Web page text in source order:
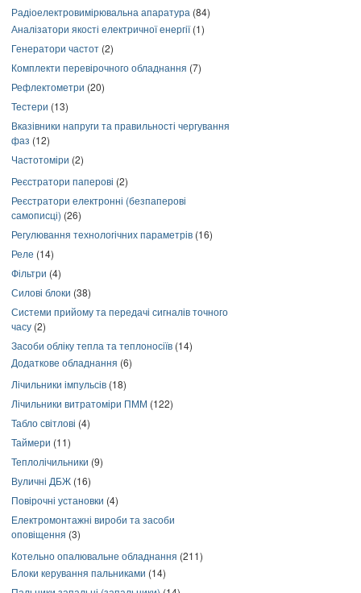
Радіоелектровимірювальна апаратура (84)
Аналізатори якості електричної енергії(1)
Генератори частот (2)
Комплекти перевірочного обладнання (7)
Рефлектометри (20)
Тестери (13)
Вказівники напруги та правильності чергування
фаз (12)
Частотоміри (2)
Реєстратори паперові (2)
Реєстратори електронні (безпаперові
самописці) (26)
Регулювання технологічних параметрів (16)
Реле (14)
Фільтри (4)
Силові блоки (38)
Системи прийому та передачі сигналів точного
часу (2)
Засоби обліку тепла та теплоносіїв (14)
Додаткове обладнання (6)
Лічильники імпульсів (18)
Лічильники витратоміри ПММ (122)
Табло світлові (4)
Таймери (11)
Теплолічильники (9)
Вуличні ДБЖ (16)
Повірочні установки (4)
Електромонтажні вироби та засоби
оповіщення (3)
Котельно опалювальне обладнання (211)
Блоки керування пальниками (14)